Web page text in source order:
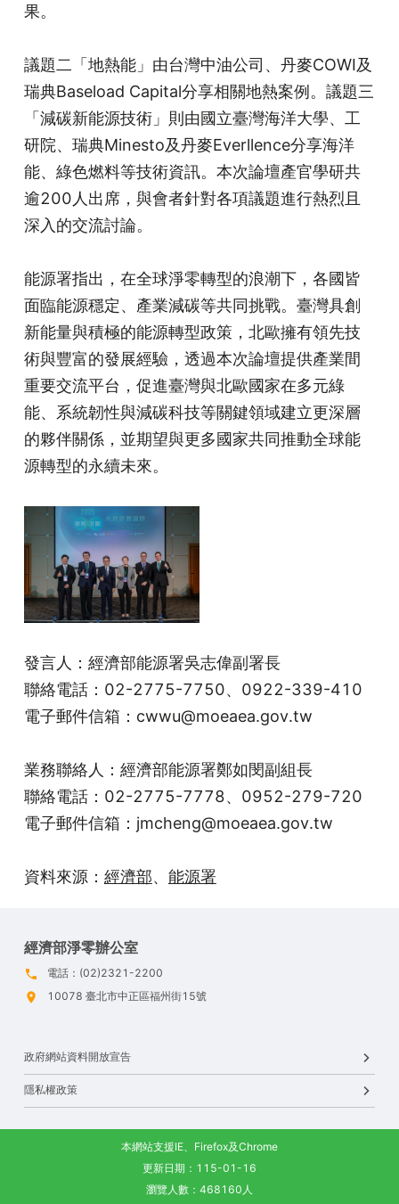
果。
議題二「地熱能」由台灣中油公司、丹麥COWI及
瑞典Baseload Capital分享相關地熱案例。議題三
「減碳新能源技術」則由國立臺灣海洋大學、工
研院、瑞典Minesto及丹麥Everllence分享海洋
能、綠色燃料等技術資訊。本次論壇產官學研共
逾200人出席，與會者針對各項議題進行熱烈且
深入的交流討論。
能源署指出，在全球淨零轉型的浪潮下，各國皆
面臨能源穩定、產業減碳等共同挑戰。臺灣具創
新能量與積極的能源轉型政策，北歐擁有領先技
術與豐富的發展經驗，透過本次論壇提供產業間
重要交流平台，促進臺灣與北歐國家在多元綠
能、系統韌性與減碳科技等關鍵領域建立更深層
的夥伴關係，並期望與更多國家共同推動全球能
源轉型的永續未來。
發言人：經濟部能源署吳志偉副署長
聯絡電話：02-2775-7750、0922-339-410
電子郵件信箱：cwwu@moeaea.gov.tw
業務聯絡人：經濟部能源署鄭如閔副組長
聯絡電話：02-2775-7778、0952-279-720
電子郵件信箱：jmcheng@moeaea.gov.tw
資料來源： 經濟部、 能源署
經濟部淨零辦公室
電話：(02)2321-2200
10078 臺北市中正區福州街15號
政府網站資料開放宣告
隱私權政策
本網站支援IE、Firefox及Chrome
更新日期：115-01-16
瀏覽人數：468160人